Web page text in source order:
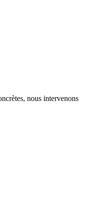
nous intervenons